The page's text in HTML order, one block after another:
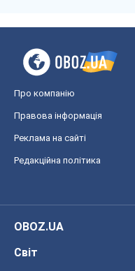
Про компанію
Правова інформація
Реклама на сайті
Редакційна політика
OBOZ.UA
Світ